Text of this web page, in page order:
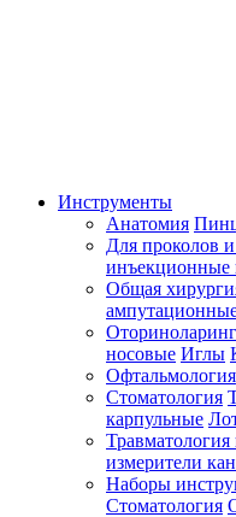
Инструменты
Анатомия
Для проколов
инъекционные
Общая
носовые Иглы
Офтальмология
Стоматология
карпульные
измерители
Наборы
Стоматология